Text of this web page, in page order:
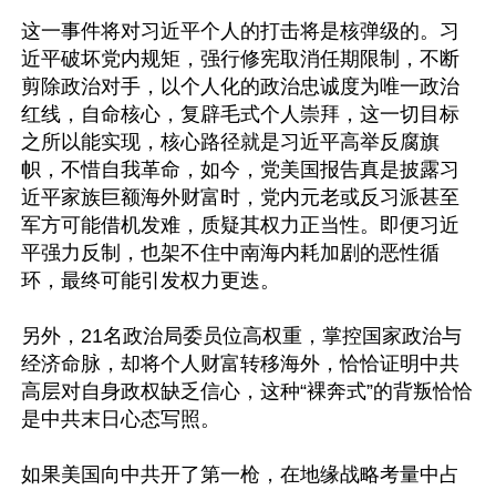
这一事件将对习近平个人的打击将是核弹级的。习
近平破坏党内规矩，强行修宪取消任期限制，不断
剪除政治对手，以个人化的政治忠诚度为唯一政治
红线，自命核心，复辟毛式个人崇拜，这一切目标
之所以能实现，核心路径就是习近平高举反腐旗
帜，不惜自我革命，如今，党美国报告真是披露习
近平家族巨额海外财富时，党内元老或反习派甚至
军方可能借机发难，质疑其权力正当性。即便习近
平强力反制，也架不住中南海内耗加剧的恶性循
环，最终可能引发权力更迭。
另外，21名政治局委员位高权重，掌控国家政治与
经济命脉，却将个人财富转移海外，恰恰证明中共
高层对自身政权缺乏信心，这种“裸奔式”的背叛恰恰
是中共末日心态写照。
如果美国向中共开了第一枪，在地缘战略考量中占